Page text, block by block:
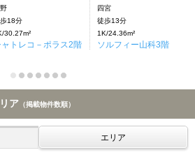
18分
30.27m²
ャトレコ－ポラス2階
四宮
徒歩13分
1K/24.36m²
ソルフィー山科3階
ア （掲載物件数順）
エリア